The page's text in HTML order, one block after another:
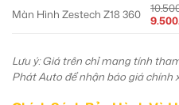
Màn Hình Zestech Z18 360
Lưu ý: Giá trên chỉ mang tính
Phát Auto để nhận báo giá chính